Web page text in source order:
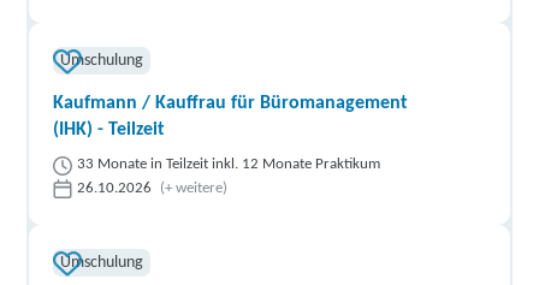
Umschulung
Kaufmann / Kauffrau für Büromanagement
(IHK) - Teilzeit
33 Monate in Teilzeit inkl. 12 Monate Praktikum
26.10.2026
(+ weitere)
Umschulung